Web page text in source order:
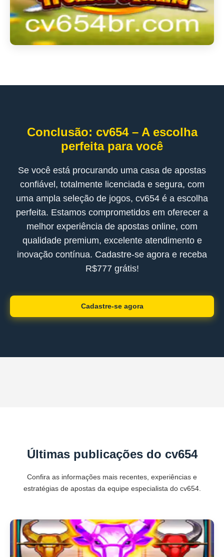
Conclusão: cv654 – A escolha
perfeita para você
Se você está procurando uma casa de apostas
confiável, totalmente licenciada e segura, com
uma ampla seleção de jogos, cv654 é a escolha
perfeita. Estamos comprometidos em oferecer a
melhor experiência de apostas online, com
qualidade premium, excelente atendimento e
inovação contínua. Cadastre-se agora e receba
R$777 grátis!
Cadastre-se agora
Últimas publicações do cv654
Confira as informações mais recentes, experiências e
estratégias de apostas da equipe especialista do cv654.